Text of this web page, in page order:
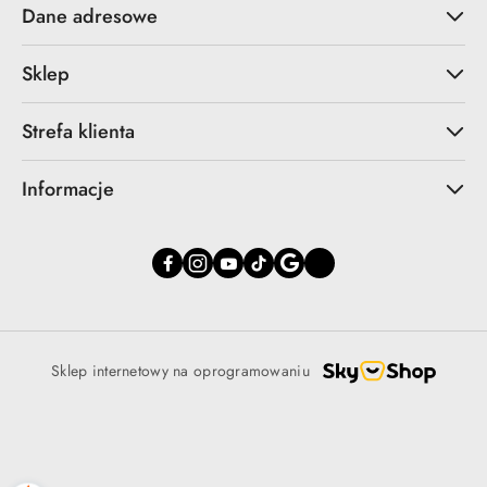
Dane adresowe
Sklep
Strefa klienta
Informacje
Sklep internetowy na oprogramowaniu